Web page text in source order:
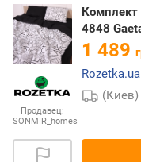
Продавец:
SONMIR_homes
Комплект
4848
1 489
Rozetka.ua
(Киев)